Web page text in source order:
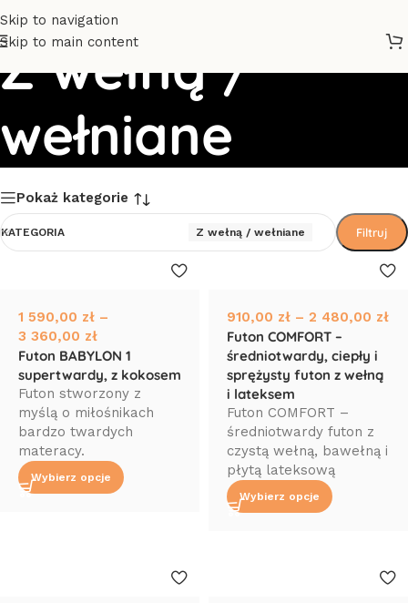
Skip to navigation
Skip to main content
Z wełną /
wełniane
Pokaż kategorie
KATEGORIA Z wełną / wełniane Filtruj
1 590,00 zł –
3 360,00 zł
Futon BABYLON 1
supertwardy, z kokosem
Futon stworzony z
myślą o miłośnikach
bardzo twardych
materacy.
Wybierz opcje
910,00 zł – 2 480,00 zł
Futon COMFORT –
średniotwardy, ciepły i
sprężysty futon z wełną
i lateksem
Futon COMFORT –
średniotwardy futon z
czystą wełną, bawełną i
płytą lateksową
Wybierz opcje